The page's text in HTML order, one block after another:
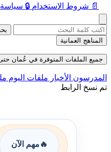
📄 شروط الاستخدام 🔒
المناهج العمانية
جميع الملفات المتوفرة في عُمان حتى تاريخ
المدرسون الأخبار ملفات اليوم
تم نسخ الرابط
🔥 مهم الآن